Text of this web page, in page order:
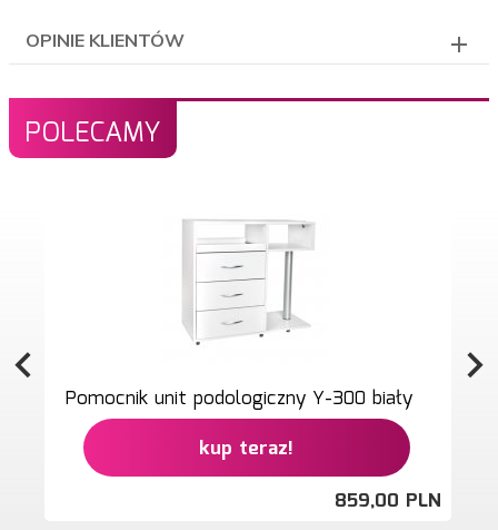
OPINIE KLIENTÓW
POLECAMY
Pomocnik unit podologiczny Y-300 biały
kup teraz!
859,00 PLN